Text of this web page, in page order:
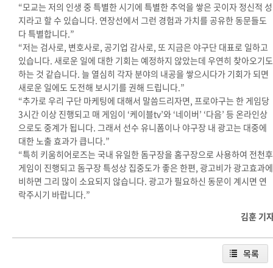
“모교는 저의 인생 중 특별한 시기에 특별한 추억을 쌓은 곳이자 정신적 성
지라고 할 수 있습니다. 연장선에서 그런 경험과 가치를 공유한 동문들도
다 특별합니다.”
“저는 검사로, 변호사로, 공기업 감사로, 또 지금은 야구단 대표로 일하고
있습니다. 새로운 일에 대한 기회는 예정하지 않았는데 우연히 찾아오기도
하는 것 같습니다. 늘 열심히 각자 분야의 내공을 쌓으시다가 기회가 되면
새로운 일에도 도전해 보시기를 권해 드립니다.”
“추가로 우리 구단 마케팅에 대해서 말씀드리자면, 프로야구는 한 게임당
3시간 이상 진행되고 매 게임이 ‘케이블tv’와 ‘네이버’ ‘다음’ 등 온라인상
으로도 중계가 됩니다. 그래서 선수 유니폼이나 야구장 내 광고는 대중에
대한 노출 효과가 큽니다.”
“특히 키움히어로즈는 국내 유일한 돔구장을 홈구장으로 사용하여 전천후
게임이 진행되고 돔구장 특성상 집중도가 좋은 한편, 광고비가 광고효과에
비하면 그리 많이 소요되지 않습니다. 광고가 필요하신 동문이 계시면 연
락주시기 바랍니다.”
김훈 기
목록